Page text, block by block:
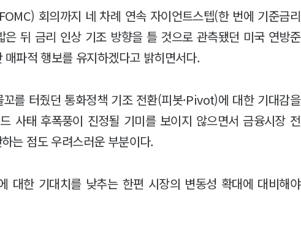
회의까지 네 차례 연속 자이언트스텝(한 번에 기준금리
뒤 금리 인상 기조 방향을 틀 것으로 관측됐던 미국 연방준
파적 행보를 유지하겠다고 밝히면서다.
를 터줬던 통화정책 기조 전환(피봇·Pivot)에 대한 기대감을
사태 후폭풍이 진정될 기미를 보이지 않으면서 금융시장 전
는 점도 우려스러운 부분이다.
대한 기대치를 낮추는 한편 시장의 변동성 확대에 대비해야